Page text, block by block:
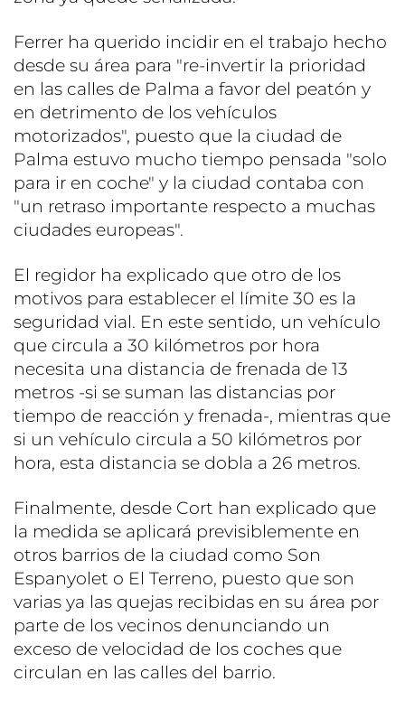
Ferrer ha querido incidir en el trabajo hecho
desde su área para "re-invertir la prioridad
en las calles de Palma a favor del peatón y
en detrimento de los vehículos
motorizados", puesto que la ciudad de
Palma estuvo mucho tiempo pensada "solo
para ir en coche" y la ciudad contaba con
"un retraso importante respecto a muchas
ciudades europeas".
El regidor ha explicado que otro de los
motivos para establecer el límite 30 es la
seguridad vial. En este sentido, un vehículo
que circula a 30 kilómetros por hora
necesita una distancia de frenada de 13
metros -si se suman las distancias por
tiempo de reacción y frenada-, mientras que
si un vehículo circula a 50 kilómetros por
hora, esta distancia se dobla a 26 metros.
Finalmente, desde Cort han explicado que
la medida se aplicará previsiblemente en
otros barrios de la ciudad como Son
Espanyolet o El Terreno, puesto que son
varias ya las quejas recibidas en su área por
parte de los vecinos denunciando un
exceso de velocidad de los coches que
circulan en las calles del barrio.